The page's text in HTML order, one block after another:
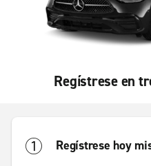
Regístrese en
Regístrese hoy